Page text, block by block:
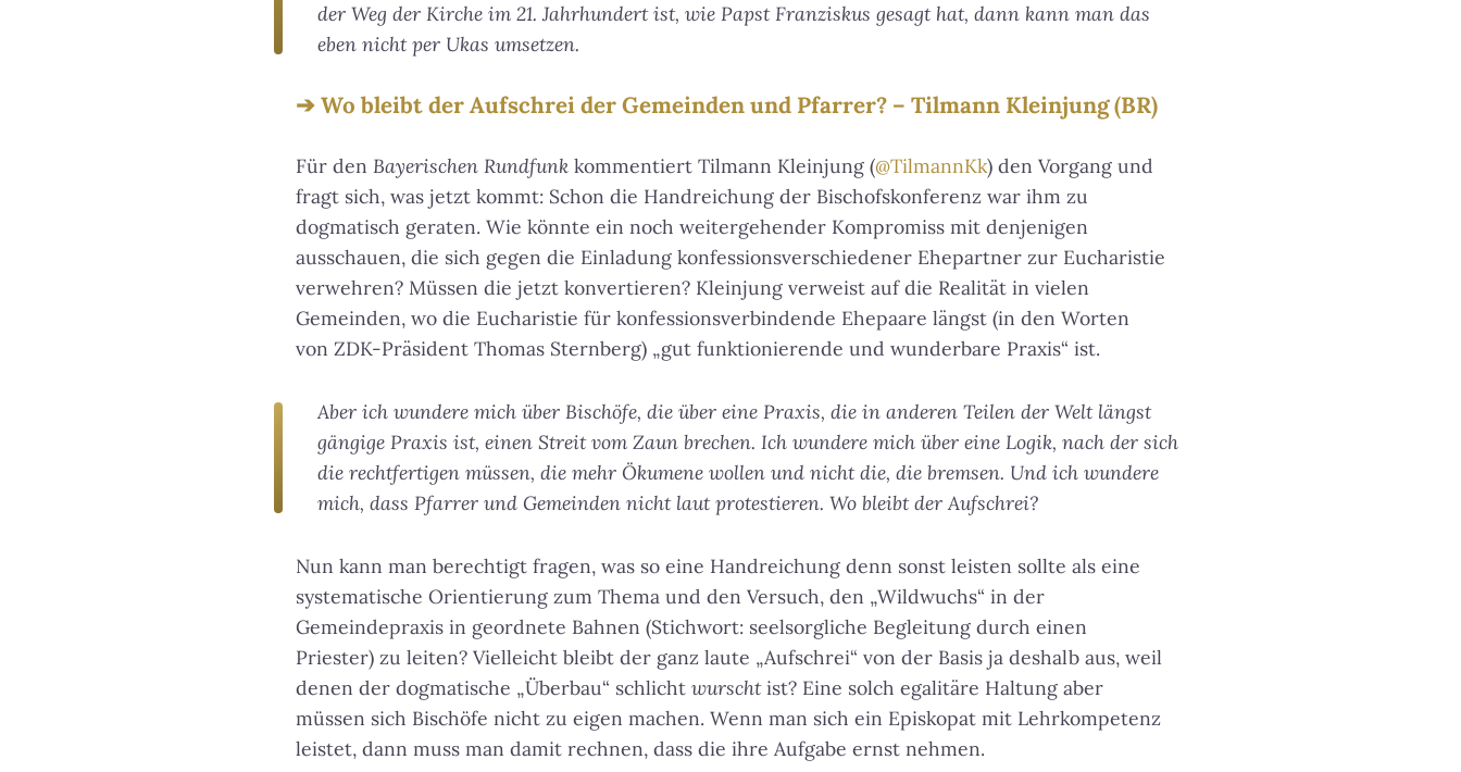
der Weg der Kirche im 21. Jahrhundert ist, wie Papst Franziskus gesagt hat, dann kann man das
eben nicht per Ukas umsetzen.
Wo bleibt der Aufschrei der Gemeinden und Pfarrer? – Tilmann Kleinjung (BR)
Für den Bayerischen Rundfunk kommentiert Tilmann Kleinjung (@TilmannKk) den Vorgang und
fragt sich, was jetzt kommt: Schon die Handreichung der Bischofskonferenz war ihm zu
dogmatisch geraten. Wie könnte ein noch weitergehender Kompromiss mit denjenigen
ausschauen, die sich gegen die Einladung konfessionsverschiedener Ehepartner zur Eucharistie
verwehren? Müssen die jetzt konvertieren? Kleinjung verweist auf die Realität in vielen
Gemeinden, wo die Eucharistie für konfessionsverbindende Ehepaare längst (in den Worten
von ZDK-Präsident Thomas Sternberg) „gut funktionierende und wunderbare Praxis“ ist.
Aber ich wundere mich über Bischöfe, die über eine Praxis, die in anderen Teilen der Welt längst
gängige Praxis ist, einen Streit vom Zaun brechen. Ich wundere mich über eine Logik, nach der sich
die rechtfertigen müssen, die mehr Ökumene wollen und nicht die, die bremsen. Und ich wundere
mich, dass Pfarrer und Gemeinden nicht laut protestieren. Wo bleibt der Aufschrei?
Nun kann man berechtigt fragen, was so eine Handreichung denn sonst leisten sollte als eine
systematische Orientierung zum Thema und den Versuch, den „Wildwuchs“ in der
Gemeindepraxis in geordnete Bahnen (Stichwort: seelsorgliche Begleitung durch einen
Priester) zu leiten? Vielleicht bleibt der ganz laute „Aufschrei“ von der Basis ja deshalb aus, weil
denen der dogmatische „Überbau“ schlicht wurschtist? Eine solch egalitäre Haltung aber
müssen sich Bischöfe nicht zu eigen machen. Wenn man sich ein Episkopat mit Lehrkompetenz
leistet, dann muss man damit rechnen, dass die ihre Aufgabe ernst nehmen.